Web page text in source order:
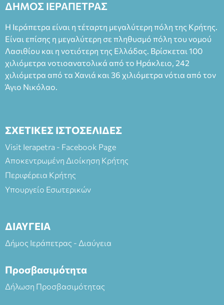
Φεδερίκο. Σκηνοθεσία: Βαγγέλης Θεοδωρόπουλος Είσοδος: :
άνω των 65 Προπώληση: Βιβλιοπωλείο Πάπυρος (Πλατεία
Πλαστήρα), E&G Mini market (Δημοκρατίας 39 Ιεράπετρα)
και στο more.com Χώρος: 3ο Γυμνάσιο Ιεράπετρας
(Είσοδος ΕΠΑ.Λ.) Έναρξη 21:15 Οργάνωση: ΚΝΩΣΟΣ
ΘΕΑΤΡΙΚΕΣ ΠΑΡΑΓΩΓΕΣ ΕΕ
ΔΗΜΟΣ ΙΕΡΑΠΕΤΡΑΣ
Η Ιεράπετρα είναι η τέταρτη μεγαλύτερη πόλη της Κρήτης.
Είναι επίσης η μεγαλύτερη σε πληθυσμό πόλη του νομού
Λασιθίου και η νοτιότερη της Ελλάδας. Βρίσκεται 100
χιλιόμετρα νοτιοανατολικά από το Ηράκλειο, 242
χιλιόμετρα από τα Χανιά και 36 χιλιόμετρα νότια από τον
Άγιο Νικόλαο.
ΣΧΕΤΙΚΕΣ ΙΣΤΟΣΕΛΙΔΕΣ
Visit Ierapetra - Facebook Page
Αποκεντρωμένη Διοίκηση Κρήτης
Περιφέρεια Κρήτης
Υπουργείο Εσωτερικών
ΔΙΑΥΓΕΙΑ
Δήμος Ιεράπετρας - Διαύγεια
Προσβασιμότητα
Δήλωση Προσβασιμότητας